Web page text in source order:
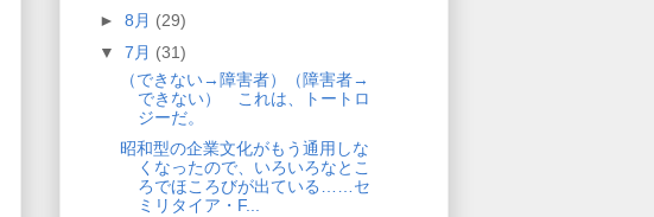
► 8月 (29)
▼ 7月 (31)
（できない→障害者）（障害者→
できない） これは、トートロ
ジーだ。
昭和型の企業文化がもう通用しな
くなったので、いろいろなとこ
ろでほころびが出ている……セ
ミリタイア・F...